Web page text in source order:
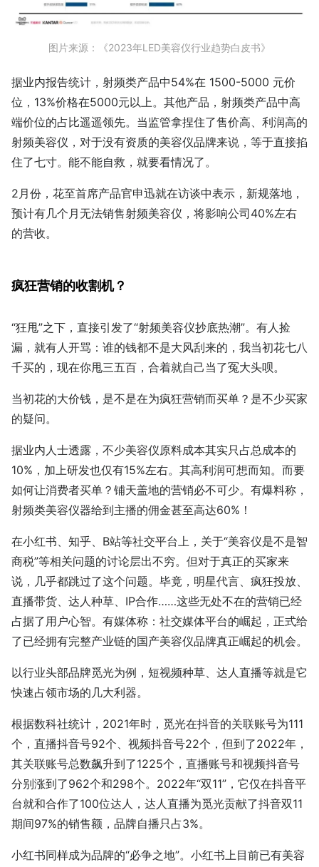
图片来源：《2023年LED美容仪行业趋势白皮书》
据业内报告统计，射频类产品中54%在 1500-5000 元价
位，13%价格在5000元以上。其他产品，射频类产品中高
端价位的占比遥遥领先。当监管拿捏住了售价高、利润高的
射频美容仪，对于没有资质的美容仪品牌来说，等于直接掐
住了七寸。能不能自救，就要看情况了。
2月份，花至首席产品官申迅就在访谈中表示，新规落地，
预计有几个月无法销售射频美容仪，将影响公司40%左右
的营收。
疯狂营销的收割机？
“狂甩”之下，直接引发了“射频美容仪抄底热潮”。有人捡
漏，就有人开骂：谁的钱都不是大风刮来的，我当初花七八
千买的，现在你甩三五百，合着就自己当了冤大头呗。
当初花的大价钱，是不是在为疯狂营销而买单？是不少买家
的疑问。
据业内人士透露，不少美容仪原料成本其实只占总成本的
10%，加上研发也仅有15%左右。其高利润可想而知。而要
如何让消费者买单？铺天盖地的营销必不可少。有爆料称，
射频类美容仪器给到主播的佣金甚至高达60%！
在小红书、知乎、B站等社交平台上，关于“美容仪是不是智
商税”等相关问题的讨论层出不穷。但对于真正的买家来
说，几乎都跳过了这个问题。毕竟，明星代言、疯狂投放、
直播带货、达人种草、IP合作……这些无处不在的营销已经
占据了用户心智。有媒体称：社交媒体平台的崛起，正式给
了已经拥有完整产业链的国产美容仪品牌真正崛起的机会。
以行业头部品牌觅光为例，短视频种草、达人直播等就是它
快速占领市场的几大利器。
根据数科社统计，2021年时，觅光在抖音的关联账号为111
个，直播抖音号92个、视频抖音号22个，但到了2022年，
其关联账号总数飙升到了1225个，直播账号和视频抖音号
分别涨到了962个和298个。2022年“双11”，它仅在抖音平
台就和合作了100位达人，达人直播为觅光贡献了抖音双11
期间97%的销售额，品牌自播只占3%。
小红书同样成为品牌的“必争之地”。小红书上目前已有美容